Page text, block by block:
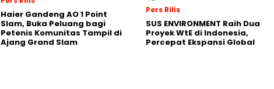
Haier Gandeng AO 1 Point
Slam, Buka Peluang bagi
Petenis Komunitas Tampil di
Ajang Grand Slam
Pers Rilis
SUS ENVIRONMENT Raih Dua
Proyek WtE di Indonesia,
Percepat Ekspansi Global